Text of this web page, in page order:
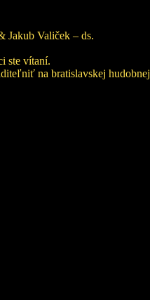
Jakub Valiček – ds.
ste vítaní.
na bratislavskej